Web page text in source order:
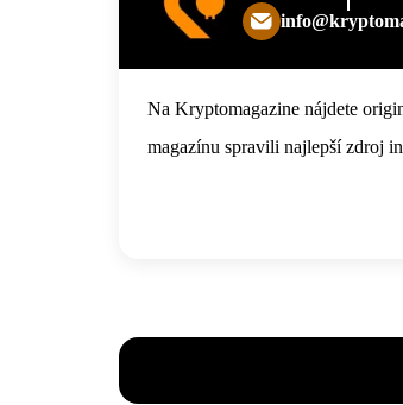
Na Kryptomagazine nájdete
magazínu spravili najlepší zdroj